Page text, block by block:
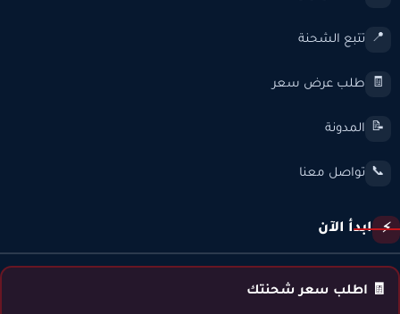
📍 تتبع الشحنة
🧾 طلب عرض سعر
📝 المدونة
📞 تواصل معنا
⚡ ابدأ الآن
🧾 اطلب سعر شحنتك